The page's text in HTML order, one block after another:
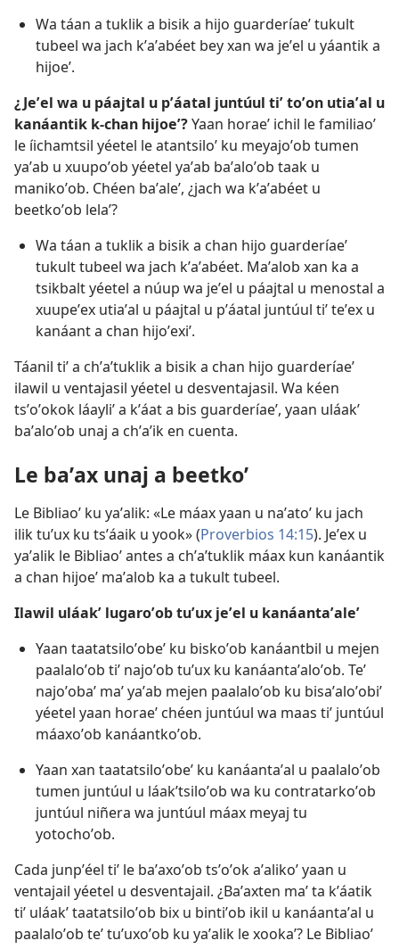
Wa táan a tuklik a bisik a hijo guarderíaeʼ tukult
tubeel wa jach kʼaʼabéet bey xan wa jeʼel u yáantik a
hijoeʼ.
¿Jeʼel wa u páajtal u pʼáatal juntúul tiʼ toʼon utiaʼal u
kanáantik k-chan hijoeʼ?Yaan horaeʼ ichil le familiaoʼ
le íichamtsil yéetel le atantsiloʼ ku meyajoʼob tumen
yaʼab u xuupoʼob yéetel yaʼab baʼaloʼob taak u
manikoʼob. Chéen baʼaleʼ, ¿jach wa kʼaʼabéet u
beetkoʼob lelaʼ?
Wa táan a tuklik a bisik a chan hijo guarderíae’
tukult tubeel wa jach kʼaʼabéet. Maʼalob xan ka a
tsikbalt yéetel a núup wa jeʼel u páajtal u menostal a
xuupeʼex utiaʼal u páajtal u pʼáatal juntúul tiʼ teʼex u
kanáant a chan hijoʼexiʼ.
Táanil tiʼ a chʼaʼtuklik a bisik a chan hijo guarderíaeʼ
ilawil u ventajasil yéetel u desventajasil. Wa kéen
tsʼoʼokok láayliʼ a kʼáat a bis guarderíaeʼ, yaan uláakʼ
baʼaloʼob unaj a chʼaʼik en cuenta.
Le baʼax unaj a beetkoʼ
Le Bibliaoʼ ku yaʼalik: «Le máax yaan u naʼatoʼ ku jach
ilik tuʼux ku tsʼáaik u yook» (Proverbios 14:15). Jeʼex u
yaʼalik le Bibliaoʼ antes a chʼaʼtuklik máax kun kanáantik
a chan hijoeʼ maʼalob ka a tukult tubeel.
Ilawil uláakʼ lugaroʼob tuʼux jeʼel u kanáantaʼaleʼ
Yaan taatatsiloʼobeʼ ku biskoʼob kanáantbil u mejen
paalaloʼob tiʼ najoʼob tuʼux ku kanáantaʼaloʼob. Teʼ
najoʼobaʼ maʼ yaʼab mejen paalaloʼob ku bisaʼaloʼobiʼ
yéetel yaan horaeʼ chéen juntúul wa maas tiʼ juntúul
máaxoʼob kanáantkoʼob.
Yaan xan taatatsiloʼobeʼ ku kanáantaʼal u paalaloʼob
tumen juntúul u láakʼtsiloʼob wa ku contratarkoʼob
juntúul niñera wa juntúul máax meyaj tu
yotochoʼob.
Cada junpʼéel tiʼ le baʼaxoʼob tsʼoʼok aʼalikoʼ yaan u
ventajail yéetel u desventajail. ¿Baʼaxten maʼ ta kʼáatik
tiʼ uláakʼ taatatsiloʼob bix u bintiʼob ikil u kanáantaʼal u
paalaloʼob teʼ tuʼuxoʼob ku yaʼalik le xookaʼ? Le Bibliaoʼ